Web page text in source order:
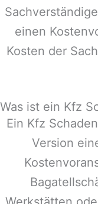
einen
Kosten der
Was ist ein Kfz
Ein Kfz
Version